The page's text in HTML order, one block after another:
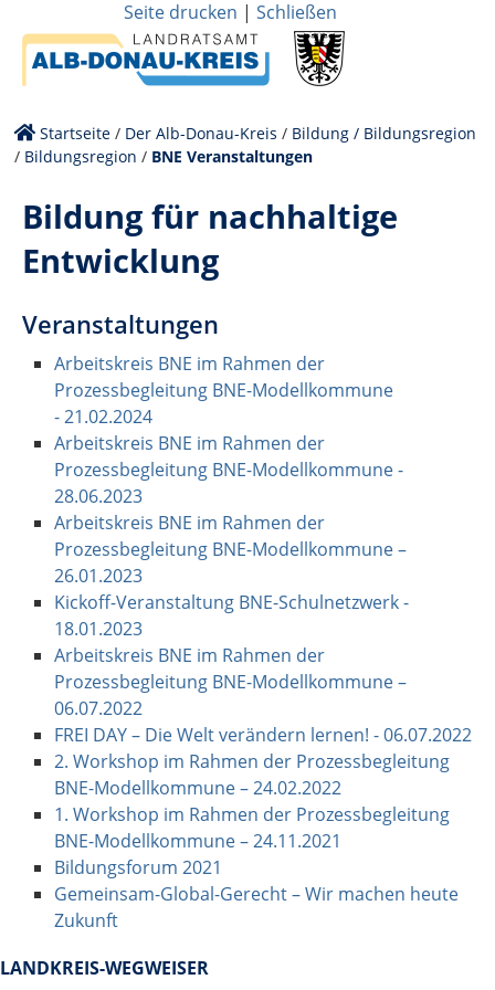
Seite drucken | Schließen
Startseite / Der Alb-Donau-Kreis / Bildung / Bildungsregion
/ Bildungsregion / BNE Veranstaltungen
Bildung für nachhaltige
Entwicklung
Veranstaltungen
Arbeitskreis BNE im Rahmen der
Prozessbegleitung BNE-Modellkommune
- 21.02.2024
Arbeitskreis BNE im Rahmen der
Prozessbegleitung BNE-Modellkommune -
28.06.2023
Arbeitskreis BNE im Rahmen der
Prozessbegleitung BNE-Modellkommune –
26.01.2023
Kickoff-Veranstaltung BNE-Schulnetzwerk -
18.01.2023
Arbeitskreis BNE im Rahmen der
Prozessbegleitung BNE-Modellkommune –
06.07.2022
FREI DAY – Die Welt verändern lernen! - 06.07.2022
2. Workshop im Rahmen der Prozessbegleitung
BNE-Modellkommune – 24.02.2022
1. Workshop im Rahmen der Prozessbegleitung
BNE-Modellkommune – 24.11.2021
Bildungsforum 2021
Gemeinsam-Global-Gerecht – Wir machen heute
Zukunft
LANDKREIS-WEGWEISER